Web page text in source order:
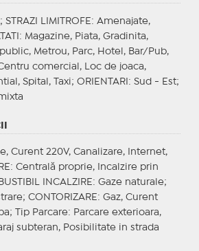
STRAZI LIMITROFE : Amenajate,
: Magazine, Piata, Gradinita,
Metrou, Parc, Hotel, Bar/Pub,
comercial, Loc de joaca,
Spital, Taxi; ORIENTARI : Sud - Est;
Curent 220V, Canalizare, Internet,
: Centrală proprie, Incalzire prin
INCALZIRE : Gaze naturale;
CONTORIZARE : Gaz, Curent
Tip Parcare: Parcare exterioara,
subteran, Posibilitate in strada